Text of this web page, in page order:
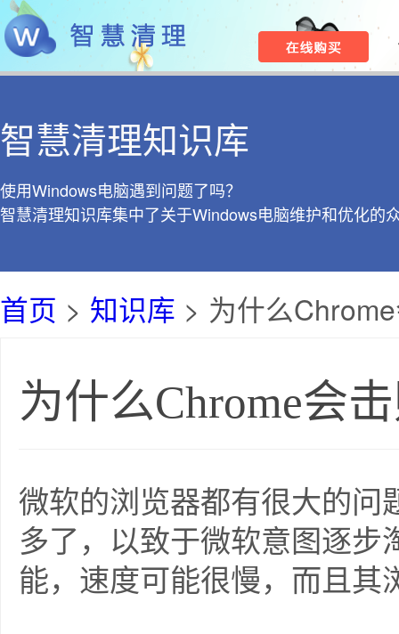
智慧清理知识库
使用Windows电脑遇到问题了吗？
智慧清理知识库集中了关于Windows电脑维护和优化的
首页 > 知识库 > 为什么
为什么Chrome会
微软的浏览器都有很大的
多了，以致于微软意图逐
能，速度可能很慢，而且其